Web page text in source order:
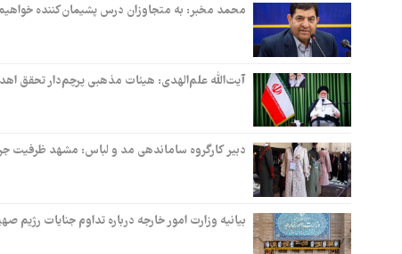
محمد مخبر: به متجاوزان درس پشیمان‌کننده
آیت‌الله علم‌الهدی: هیئات مذهبی پرچم‌دار تحقق
دبیر کارگروه ساماندهی مد و لباس: مشهد ظرفیت
بیانیه وزارت امور خارجه درباره تداوم جنایات